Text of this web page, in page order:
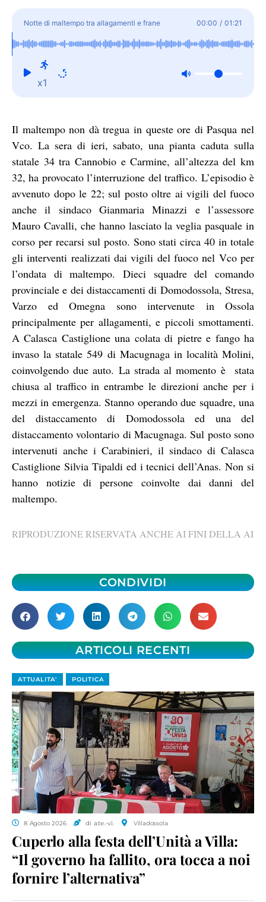
Notte di maltempo tra allagamenti e frane 00:00 / 01:21
x1
Il maltempo non dà tregua in queste ore di Pasqua nel
Vco. La sera di ieri, sabato, una pianta caduta sulla
statale 34 tra Cannobio e Carmine, all’altezza del km
32, ha provocato l’interruzione del traffico. L’episodio è
avvenuto dopo le 22; sul posto oltre ai vigili del fuoco
anche il sindaco Gianmaria Minazzi e l’assessore
Mauro Cavalli, che hanno lasciato la veglia pasquale in
corso per recarsi sul posto. Sono stati circa 40 in totale
gli interventi realizzati dai vigili del fuoco nel Vco per
l’ondata di maltempo. Dieci squadre del comando
provinciale e dei distaccamenti di Domodossola, Stresa,
Varzo ed Omegna sono intervenute in Ossola
principalmente per allagamenti, e piccoli smottamenti.
A Calasca Castiglione una colata di pietre e fango ha
invaso la statale 549 di Macugnaga in località Molini,
coinvolgendo due auto. La strada al momento è stata
chiusa al traffico in entrambe le direzioni anche per i
mezzi in emergenza. Stanno operando due squadre, una
del distaccamento di Domodossola ed una del
distaccamento volontario di Macugnaga. Sul posto sono
intervenuti anche i Carabinieri, il sindaco di Calasca
Castiglione Silvia Tipaldi ed i tecnici dell’Anas. Non si
hanno notizie di persone coinvolte dai danni del
maltempo.
RIPRODUZIONE RISERVATA ANCHE AI FINI DELLA AI
CONDIVIDI
ARTICOLI RECENTI
ATTUALITA' POLITICA
8 Agosto 2026 di a.te.-v.l. Villadossola
Cuperlo alla festa dell’Unità a Villa:
“Il governo ha fallito, ora tocca a noi
fornire l’alternativa”